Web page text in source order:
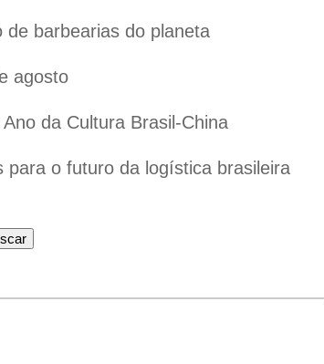
barbearias do planeta
agosto
da Cultura Brasil-China
o futuro da logística brasileira